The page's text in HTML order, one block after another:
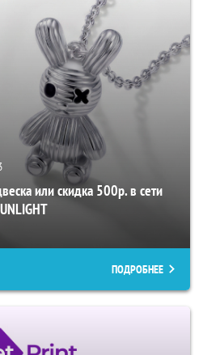
или скидка 500р. в сети
ПОДРОБНЕЕ